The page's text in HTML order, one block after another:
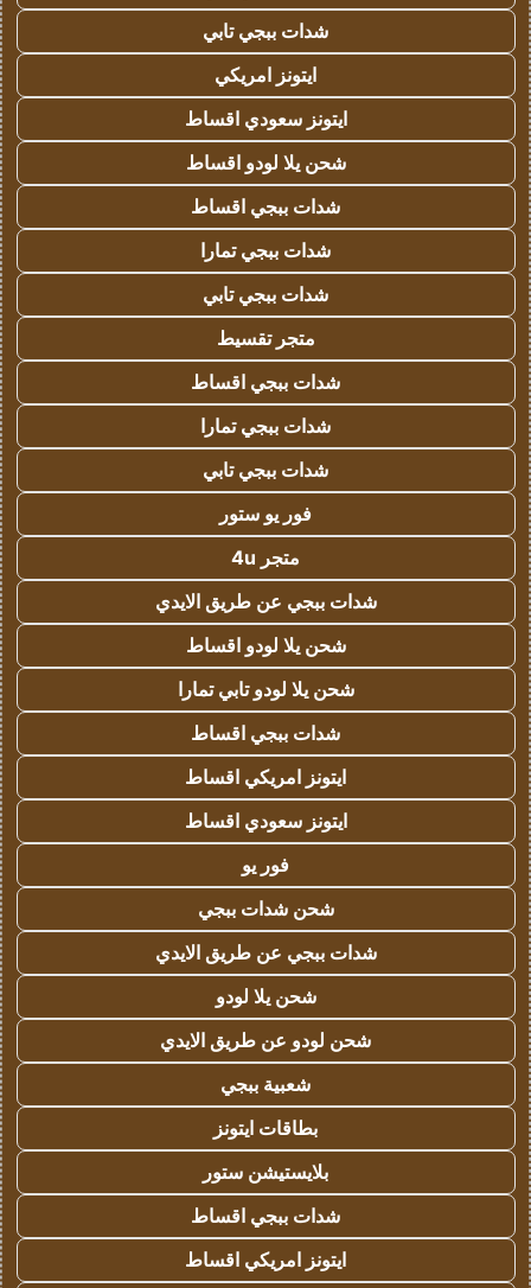
شدات ببجي تابي
ايتونز امريكي
ايتونز سعودي اقساط
شحن يلا لودو اقساط
شدات ببجي اقساط
شدات ببجي تمارا
شدات ببجي تابي
متجر تقسيط
شدات ببجي اقساط
شدات ببجي تمارا
شدات ببجي تابي
فور يو ستور
متجر 4u
شدات ببجي عن طريق الايدي
شحن يلا لودو اقساط
شحن يلا لودو تابي تمارا
شدات ببجي اقساط
ايتونز امريكي اقساط
ايتونز سعودي اقساط
فور يو
شحن شدات ببجي
شدات ببجي عن طريق الايدي
شحن يلا لودو
شحن لودو عن طريق الايدي
شعبية ببجي
بطاقات ايتونز
بلايستيشن ستور
شدات ببجي اقساط
ايتونز امريكي اقساط